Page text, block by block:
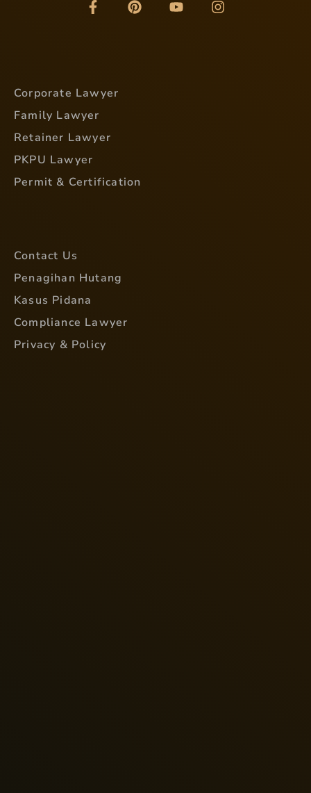
Corporate Lawyer
Family Lawyer
Retainer Lawyer
PKPU Lawyer
Permit & Certification
Contact Us
Penagihan Hutang
Kasus Pidana
Compliance Lawyer
Privacy & Policy